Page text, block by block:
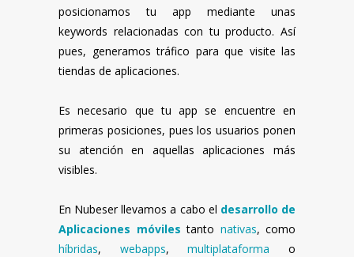
posicionamos tu app mediante unas
keywords relacionadas con tu producto. Así
pues, generamos tráfico para que visite las
tiendas de aplicaciones.
Es necesario que tu app se encuentre en
primeras posiciones, pues los usuarios ponen
su atención en aquellas aplicaciones más
visibles.
En Nubeser llevamos a cabo el desarrollo de
Aplicaciones móviles tanto nativas, como
híbridas, webapps,multiplataforma o